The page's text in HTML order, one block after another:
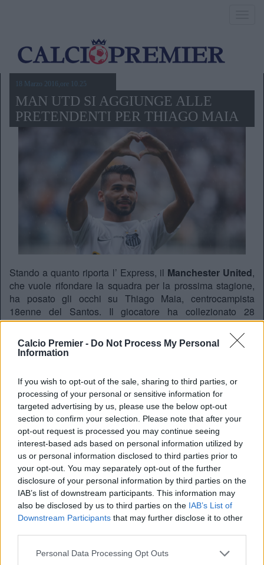
Calcio Premier - Do Not Process My Personal
Information
If you wish to opt-out of the sale, sharing to third parties, or
processing of your personal or sensitive information for
targeted advertising by us, please use the below opt-out
section to confirm your selection. Please note that after your
opt-out request is processed you may continue seeing
interest-based ads based on personal information utilized by
us or personal information disclosed to third parties prior to
your opt-out. You may separately opt-out of the further
disclosure of your personal information by third parties on the
IAB’s list of downstream participants. This information may
also be disclosed by us to third parties on the IAB’s List of
Downstream Participants that may further disclose it to other
Personal Data Processing Opt Outs
18 Marzo 2016,ore 10.25
MAN UTD SI AGGIUNGE ALLE
PRETENDENTI PER THIAGO MAIA
Stando a quanto riporta l’ Express, il Manchester United,
che vuole rifondare la squadra per la prossima stagione,
ha posato gli occhi su Thiago Maia, centrocampista
18enne del Santos. Il giocatore ha collezionato 28
presenza nel campionato Brasiliano, mostrando un grande
talento, e attirando su di se gli occhi di molte squadre
europee. Lo United si accoda aFiorentina, Atletico
giocatore,
Redazione
Twitter @Calciopremier